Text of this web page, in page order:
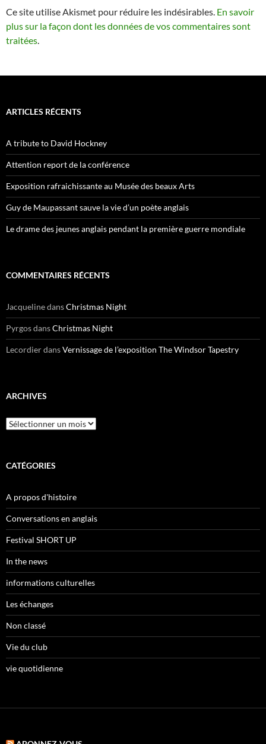
Ce site utilise Akismet pour réduire les indésirables. En savoir
plus sur la façon dont les données de vos commentaires sont
traitées.
ARTICLES RÉCENTS
A tribute to David Hockney
Attention report de la conférence
Exposition rafraichissante au Musée des beaux Arts
Guy de Maupassant sauve la vie d’un poète anglais
Le drame des jeunes anglais pendant la première guerre mondiale
COMMENTAIRES RÉCENTS
JacquelinedansChristmas Night
PyrgosdansChristmas Night
LecordierdansVernissage de l’exposition The Windsor Tapestry
ARCHIVES
Archives
CATÉGORIES
A propos d'histoire
Conversations en anglais
Festival SHORT UP
In the news
informations culturelles
Les échanges
Non classé
Vie du club
vie quotidienne